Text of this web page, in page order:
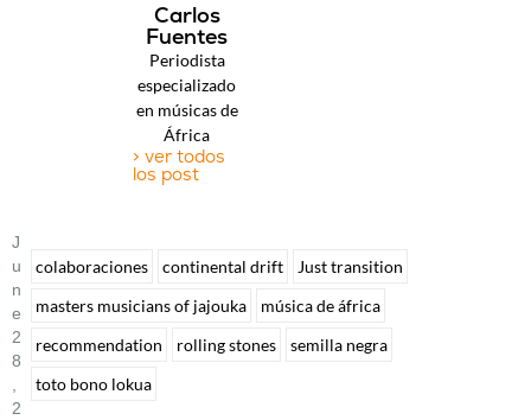
Carlos
Fuentes
Periodista
especializado
en músicas de
África
> ver todos
los post
J
U
N
E
2
8
2
colaboraciones continental drift
Just transition
masters musicians of jajouka
música de áfrica
recommendation
rolling stones
semilla negra
toto bono lokua